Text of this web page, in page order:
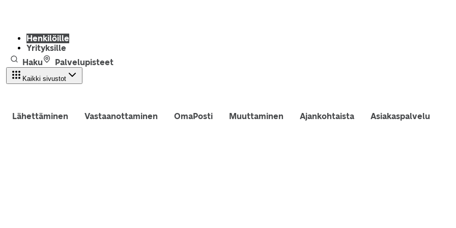
Henkilöille
Yrityksille
Haku
Palvelupisteet
Kaikki sivustot
Lähettäminen Vastaanottaminen OmaPosti Muuttaminen Ajankohtaista Asiakaspalvelu